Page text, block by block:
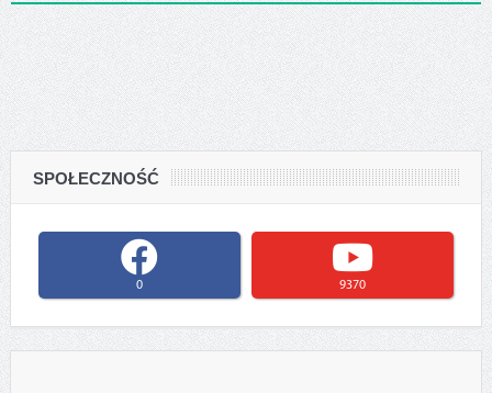
SPOŁECZNOŚĆ
0 9370